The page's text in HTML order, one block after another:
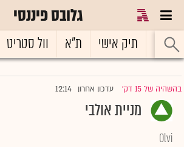
גלובס פיננסי
ראשי תיק אישי ת"א וול סטריט
בהשהיה של 15 דק' |עדכון אחרון 12:14
מניית אולבי
Olvi